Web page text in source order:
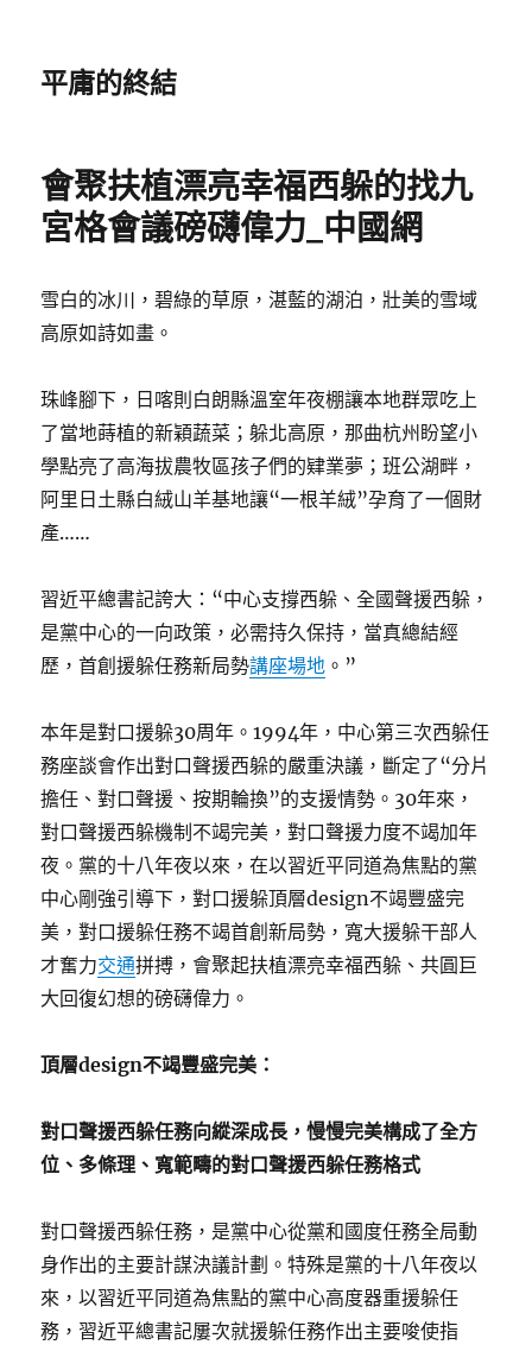
平庸的終結
會聚扶植漂亮幸福西躲的找九
宮格會議磅礴偉力_中國網
雪白的冰川，碧綠的草原，湛藍的湖泊，壯美的雪域
高原如詩如畫。
珠峰腳下，日喀則白朗縣溫室年夜棚讓本地群眾吃上
了當地蒔植的新穎蔬菜；躲北高原，那曲杭州盼望小
學點亮了高海拔農牧區孩子們的肄業夢；班公湖畔，
阿里日土縣白絨山羊基地讓“一根羊絨”孕育了一個財
產……
習近平總書記誇大：“中心支撐西躲、全國聲援西躲，
是黨中心的一向政策，必需持久保持，當真總結經
歷，首創援躲任務新局勢講座場地 。”
本年是對口援躲30周年。1994年，中心第三次西躲任
務座談會作出對口聲援西躲的嚴重決議，斷定了“分片
擔任、對口聲援、按期輪換”的支援情勢。30年來，
對口聲援西躲機制不竭完美，對口聲援力度不竭加年
夜。黨的十八年夜以來，在以習近平同道為焦點的黨
中心剛強引導下，對口援躲頂層design不竭豐盛完
美，對口援躲任務不竭首創新局勢，寬大援躲干部人
才奮力交通拼搏，會聚起扶植漂亮幸福西躲、共圓巨
大回復幻想的磅礴偉力。
頂層design不竭豐盛完美：
對口聲援西躲任務向縱深成長，慢慢完美構成了全方
位、多條理、寬範疇的對口聲援西躲任務格式
對口聲援西躲任務，是黨中心從黨和國度任務全局動
身作出的主要計謀決議計劃。特殊是黨的十八年夜以
來，以習近平同道為焦點的黨中心高度器重援躲任
務，習近平總書記屢次就援躲任務作出主要唆使指